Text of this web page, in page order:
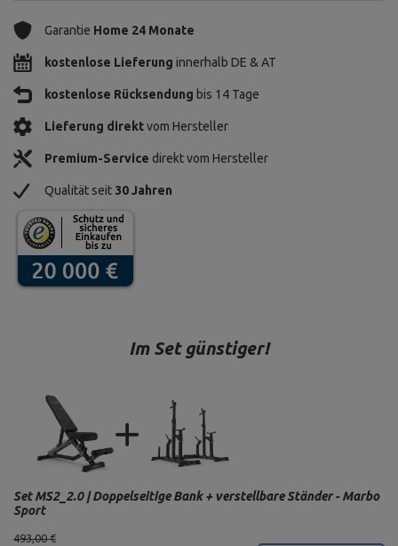
Garantie Home 24 Monate
kostenlose Lieferung innerhalb DE & AT
kostenlose Rücksendung bis 14 Tage
Lieferung direktvom Hersteller
Premium-Service direkt vom Hersteller
Qualität seit 30 Jahren
Im Set günstiger!
493,00 €
Set MS2_2.0 | Doppelseitige Bank + verstellbare Ständer - Marbo
Sport